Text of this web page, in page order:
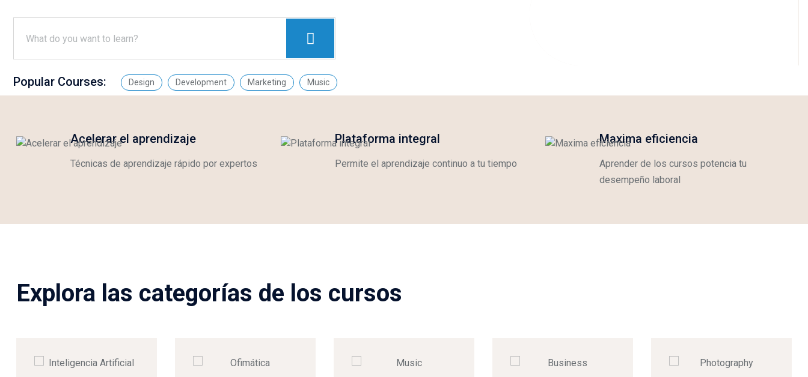
Popular Courses: Design Development Marketing Music
Acelerar el aprendizaje
Técnicas de aprendizaje rápido por expertos
Plataforma integral
Permite el aprendizaje continuo a tu tiempo
Maxima eficiencia
Aprender de los cursos potencia tu
desempeño laboral
Explora las categorías de los cursos